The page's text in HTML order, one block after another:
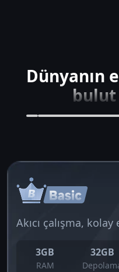
Dünyanın
Akıcı çalışma, kolay
3GB
RAM
32GB